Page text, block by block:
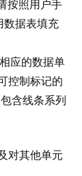
按照用户手
数据表填充
应的数据单
控制标记的
含线条系列
对其他单元